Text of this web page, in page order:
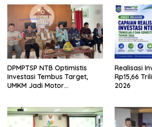
DPMPTSP NTB Optimistis
Investasi Tembus Target,
UMKM Jadi Motor
Realisasi
Rp15,66
2026